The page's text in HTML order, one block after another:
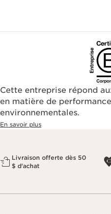
Cette entreprise répond
en matière de
environnementales.​
En savoir plus
Livraison offerte dès 50
$ d'achat